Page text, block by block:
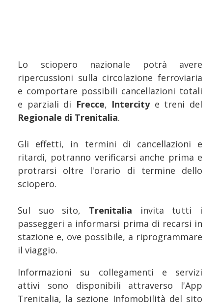
Lo sciopero nazionale potrà avere
ripercussioni sulla circolazione ferroviaria
e comportare possibili cancellazioni totali
e parziali di Frecce, Intercitye treni del
Regionale di Trenitalia.
Gli effetti, in termini di cancellazioni e
ritardi, potranno verificarsi anche prima e
protrarsi oltre l'orario di termine dello
sciopero.
Sul suo sito, Trenitalia invita tutti i
passeggeri a informarsi prima di recarsi in
stazione e, ove possibile, a riprogrammare
il viaggio.
Informazioni su collegamenti e servizi
attivi sono disponibili attraverso l'App
Trenitalia, la sezione Infomobilità del sito